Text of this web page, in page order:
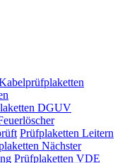
DGUV
Prüfplaketten Leitern
Nächster
Prüfplaketten VDE